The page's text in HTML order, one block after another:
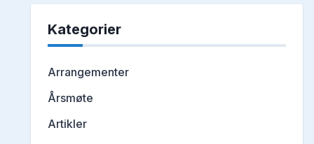
Kategorier
Arrangementer
Årsmøte
Artikler